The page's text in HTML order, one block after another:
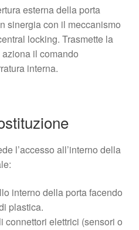
esterna della porta
sinergia con il meccanismo
locking. Trasmette la
il comando
interna.
l’accesso all’interno della
interno della porta facendo
plastica.
connettori elettrici (sensori o